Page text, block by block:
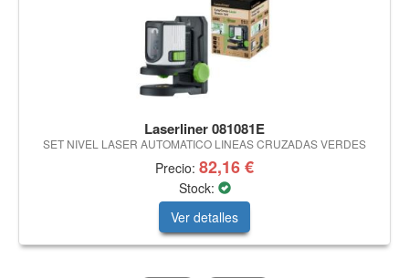
Laserliner 081081E
SET NIVEL LASER AUTOMATICO LINEAS CRUZADAS VERDES
Precio: 82,16 €
Stock:
Ver detalles